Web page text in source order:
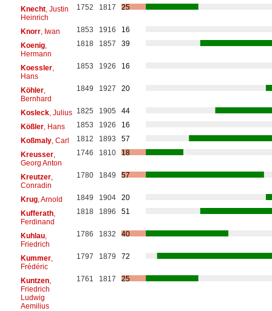
Knecht, Justin
Heinrich
1752 1817 25
Knorr, Iwan 1853 1916
16
Koenig,
Hermann
1818 1857 39
Koessler,
Hans
1853 1926 16
Köhler,
Bernhard
1849 1927 20
Kosleck, Julius 1825 1905
44
Kößler, Hans 1853 1926
16
Koßmaly, Carl 1812 1893
57
Kreusser,
Georg Anton
1746 1810 18
Kreutzer,
Conradin
1780 1849 57
Krug, Arnold 1849 1904
20
Kufferath,
Ferdinand
1818 1896 51
Kuhlau,
Friedrich
1786 1832 40
Kummer,
Frédéric
1797 1879 72
Kuntzen,
Friedrich
Ludwig
Aemilius
1761 1817 25